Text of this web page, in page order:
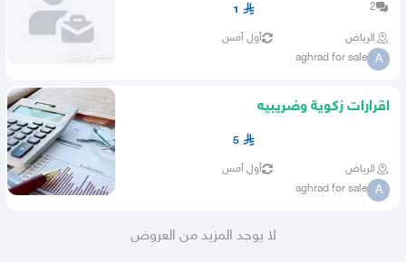
2
1
الرياض أول أمس
A
aghrad for sale
اقرارات زكوية وضريبيه
5
الرياض أول أمس
A
aghrad for sale
لا يوجد المزيد من العروض